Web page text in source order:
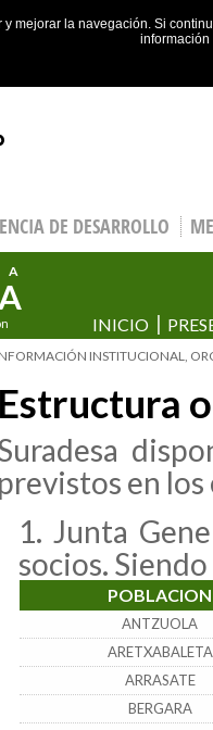
y mejorar la navegación. Si
DE DESARROLLO
INICIO
INSTITUCIONAL,
Estructura
previstos en
Junta
socios.
POBLACION
ANTZUOLA
ARETXABALETA
ARRASATE
BERGARA